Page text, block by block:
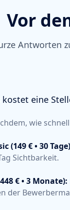
Vor
Antworten
kostet eine
wie
(149 € • 30
Sichtbarkeit.
€ • 3 Monate):
der